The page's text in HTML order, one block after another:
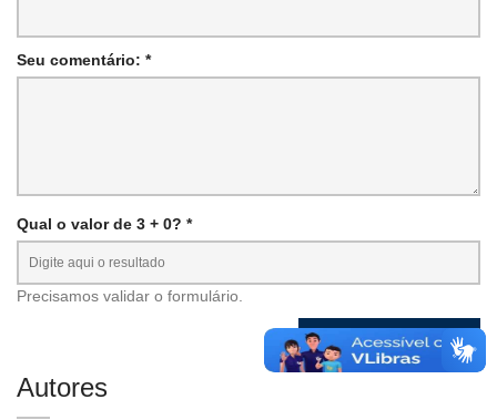
Seu comentário: *
Qual o valor de 3 + 0? *
Precisamos validar o formulário.
Autores